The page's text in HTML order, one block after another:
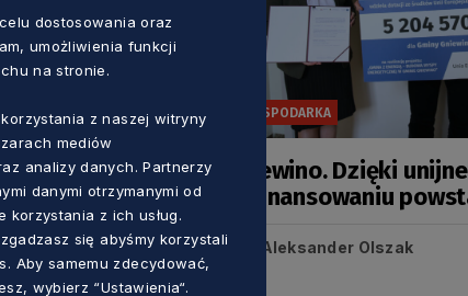
Peña Montoya.
10 miesięcy temu
GOSPODARKA
Gniewino. Dzięki
dofinansowaniu
Aleksander Olszak
dostosowania oraz
umożliwienia funkcji
na stronie.
z naszej witryny
mediów
analizy danych. Partnerzy
danymi otrzymanymi od
z ich usług.
się abyśmy korzystali
Aby samemu zdecydować,
wybierz “Ustawienia“.